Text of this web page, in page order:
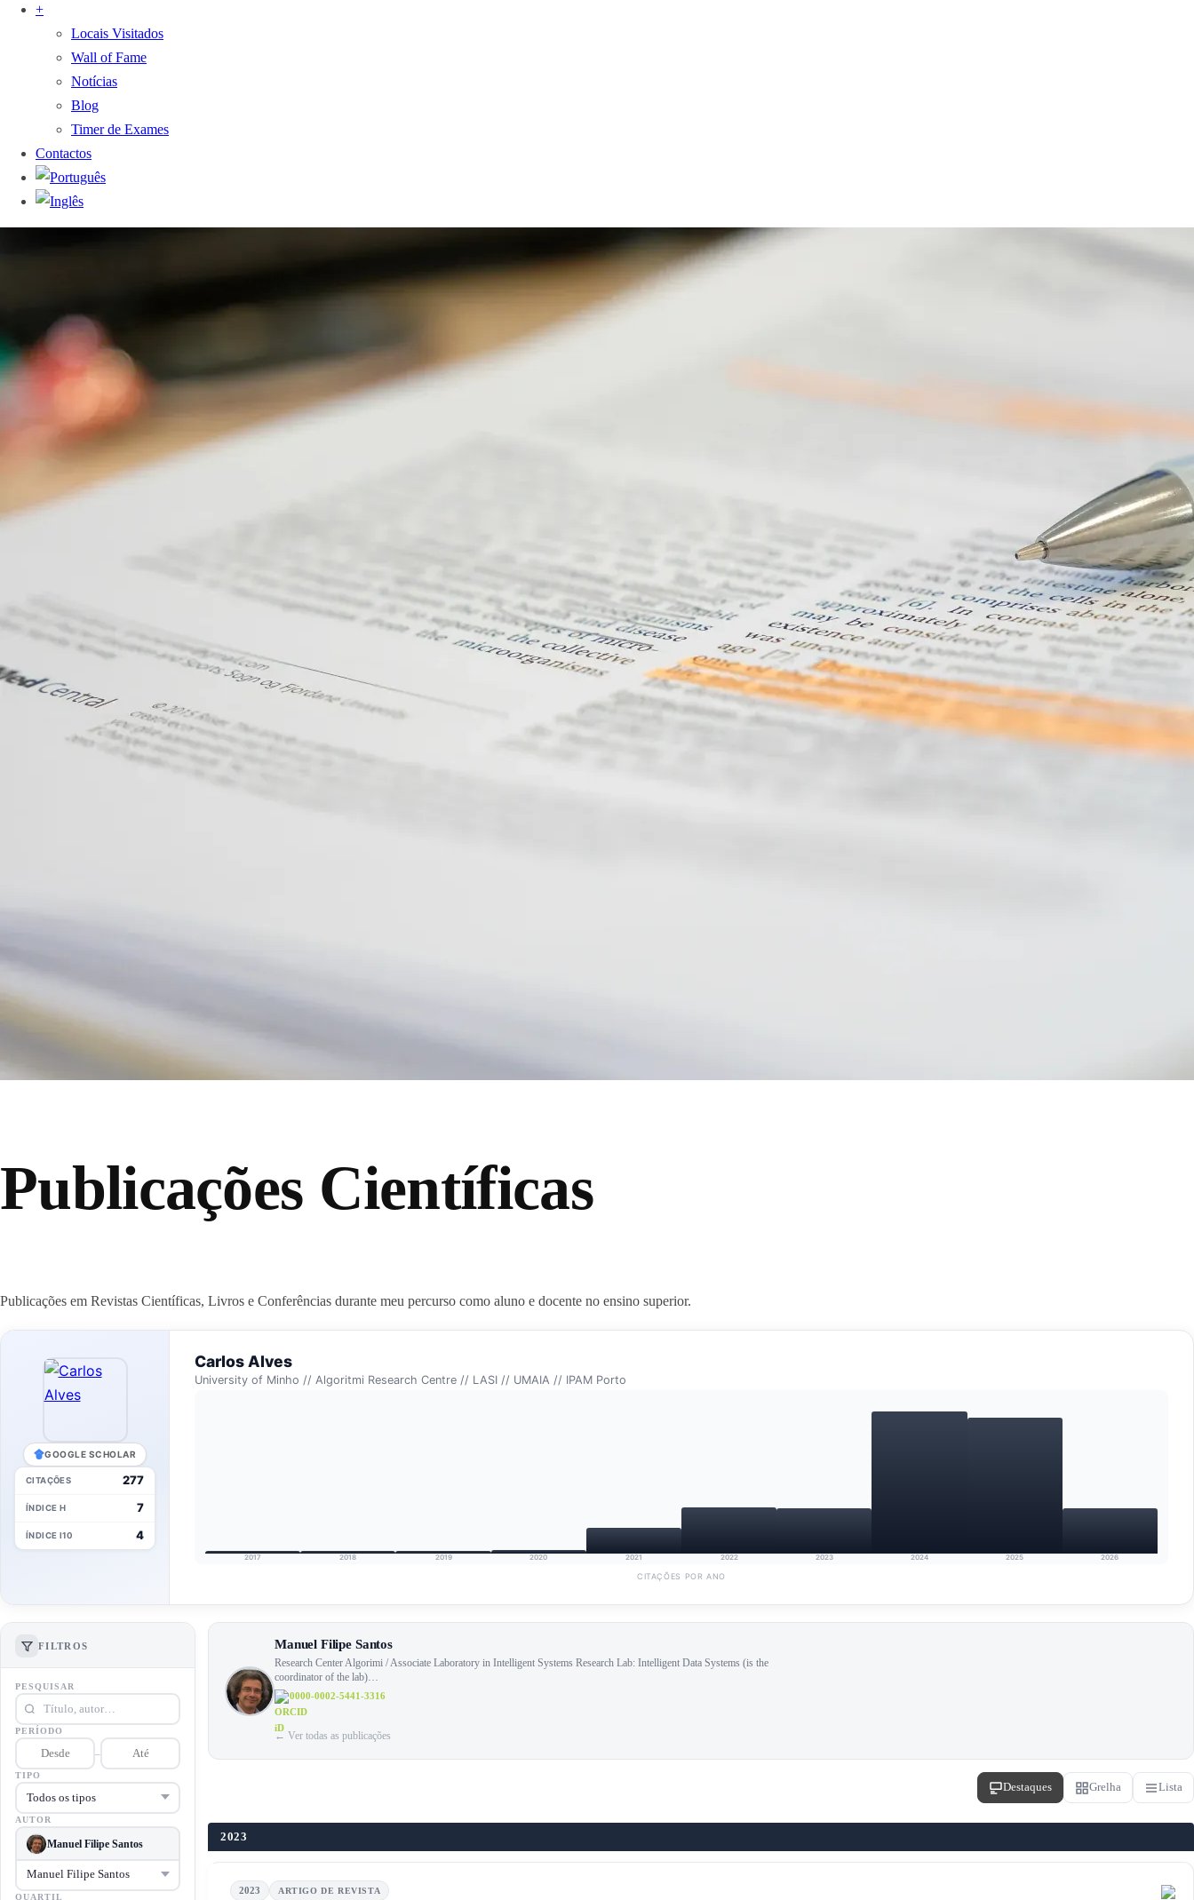
+
Locais Visitados
Wall of Fame
Notícias
Blog
Timer de Exames
Contactos
Publicações Científicas
Publicações em Revistas Científicas, Livros e Conferências durante meu percurso como aluno e docente no ensino superior.
GOOGLE SCHOLAR
CITAÇÕES 277
ÍNDICE H 7
ÍNDICE I10 4
Carlos Alves
University of Minho // Algoritmi Research Centre // LASI // UMAIA // IPAM Porto
2017 2018 2019 2020 2021 2022 2023 2024 2025 2026
CITAÇÕES POR ANO
FILTROS
PESQUISAR
PERÍODO
–
TIPO
AUTOR
Manuel Filipe Santos
QUARTIL
Manuel Filipe Santos
Research Center Algorimi / Associate Laboratory in Intelligent Systems Research Lab: Intelligent Data Systems (is the
coordinator of the lab)…
0000-0002-5441-3316
← Ver todas as publicações
Destaques Grelha Lista
2023
2023 ARTIGO DE REVISTA